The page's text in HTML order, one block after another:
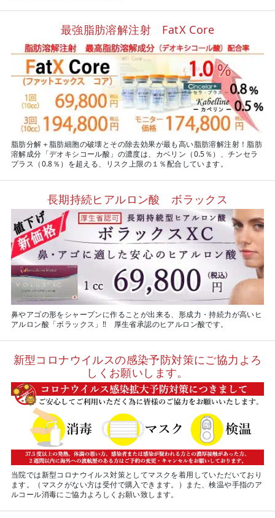
最強脂肪溶解注射 FatX Core
脂肪分解＋脂肪細胞の破壊とその除去効果が最も高い脂肪溶解注射！脂肪
溶解成分「デオキシコール酸」の濃度は、カベリン（0.5％）、チンセラ
プラス（0.8％）を超える、リスク上限の１％配合しています。
長期持続ヒアルロン酸 ボラックス
鼻やアゴの形をシャープンに作ることが出来る、形成力・持続力が高いヒ
アルロン酸「ボラックス」‼ 厚生省承認のヒアルロン酸です。
新型コロナウイルスの感染予防対策にご協力よろ
しくお願いします。
当院では新型コロナウイルス対策としてマスクを着用していただいており
ます。（マスクがない方は受付で購入できます。）また、検温や手指のア
ルコール消毒にご協力よろしくお願い致します。